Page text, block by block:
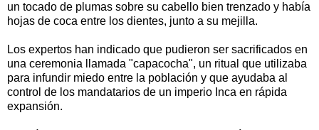
un tocado de plumas sobre su cabello bien trenzado y había
hojas de coca entre los dientes, junto a su mejilla.
Los expertos han indicado que pudieron ser sacrificados en
una ceremonia llamada "capacocha", un ritual que utilizaba
para infundir miedo entre la población y que ayudaba al
control de los mandatarios de un imperio Inca en rápida
expansión.